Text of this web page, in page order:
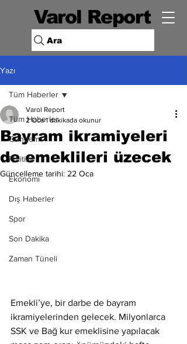
Varol Report
Ara
Yazı
Tüm Haberler
Gündem
Politika
Ekonomi
Dış Haberler
Spor
Son Dakika
Zaman Tüneli
Tüm Haberler
Bayram ikramiyeleri
de emeklileri üzecek
Varol Report
2 Oca 1 dakikada okunur
Güncelleme tarihi: 22 Oca
Emekli’ye, bir darbe de bayram
ikramiyelerinden gelecek. Milyonlarca
SSK ve Bağ kur emeklisine yapılacak